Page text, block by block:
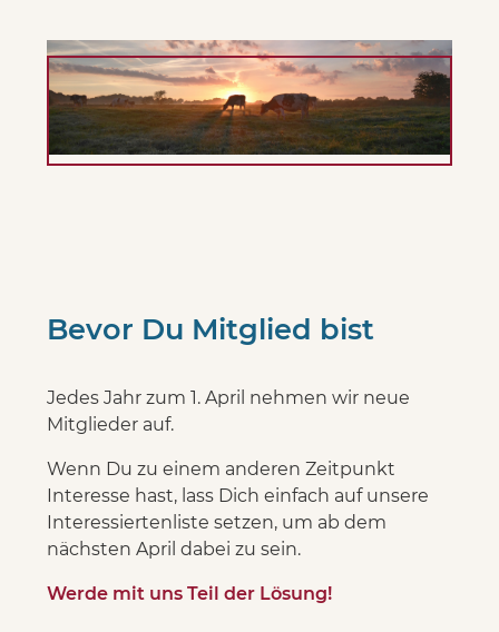
Bevor Du Mitglied bist
Jedes Jahr zum 1. April nehmen wir neue
Mitglieder auf.
Wenn Du zu einem anderen Zeitpunkt
Interesse hast, lass Dich einfach auf unsere
Interessiertenliste setzen, um ab dem
nächsten April dabei zu sein.
Werde mit uns Teil der Lösung!